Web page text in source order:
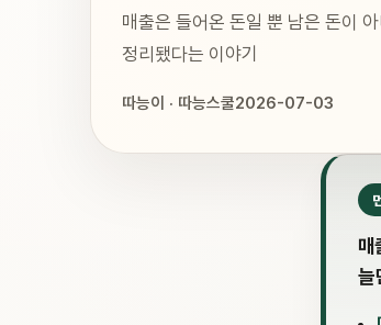
매출은 들어온 돈일 뿐 남은 돈이
정리됐다는 이야기
따능이 · 따능스쿨2026-07-03
매
늘